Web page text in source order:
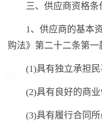
三、供应商资格条
1、供应商的基本资
购法》第二十二条第一
(1)具有独立承担民
(2)具有良好的商业
(3)具有履行合同所